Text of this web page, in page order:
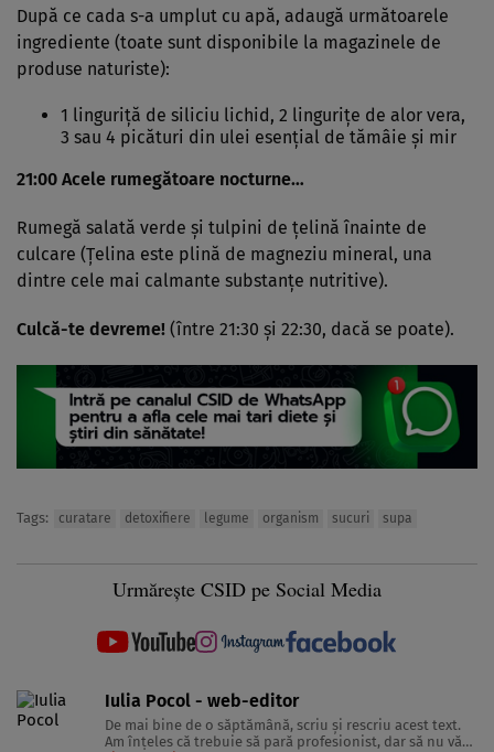
După ce cada s-a umplut cu apă, adaugă următoarele
ingrediente (toate sunt disponibile la magazinele de
produse naturiste):
1 linguriţă de siliciu lichid, 2 linguriţe de alor vera,
3 sau 4 picături din ulei esenţial de tămâie şi mir
21:00 Acele rumegătoare nocturne…
Rumegă salată verde şi tulpini de ţelină înainte de
culcare (Ţelina este plină de magneziu mineral, una
dintre cele mai calmante substanţe nutritive).
Culcă-te devreme! (între 21:30 şi 22:30, dacă se poate).
Tags: curatare detoxifiere legume organism sucuri supa
Urmărește CSID pe Social Media
Iulia Pocol - web-editor
De mai bine de o săptămână, scriu şi rescriu acest text.
Am înţeles că trebuie să pară profesionist, dar să nu vă